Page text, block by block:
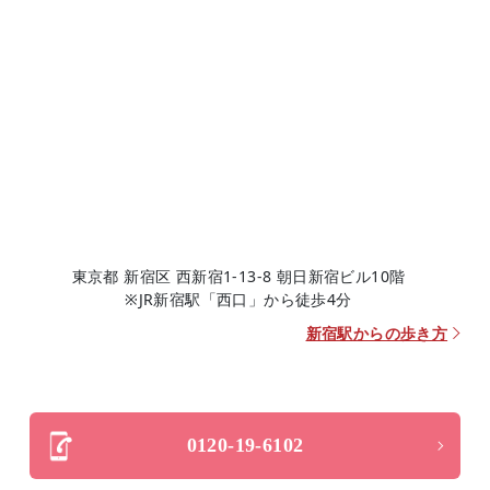
東京都 新宿区 西新宿1-13-8 朝日新宿ビル10階
※JR新宿駅「西口」から徒歩4分
新宿駅からの歩き方
0120-19-6102